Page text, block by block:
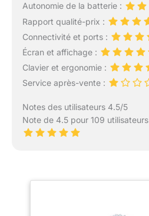
Autonomie de la batterie :
Rapport qualité-prix :
Connectivité et ports :
Écran et affichage :
Clavier et ergonomie :
Service après-vente :
Notes des utilisateurs 4.5/5
Note de 4.5 pour 109 utilisateurs